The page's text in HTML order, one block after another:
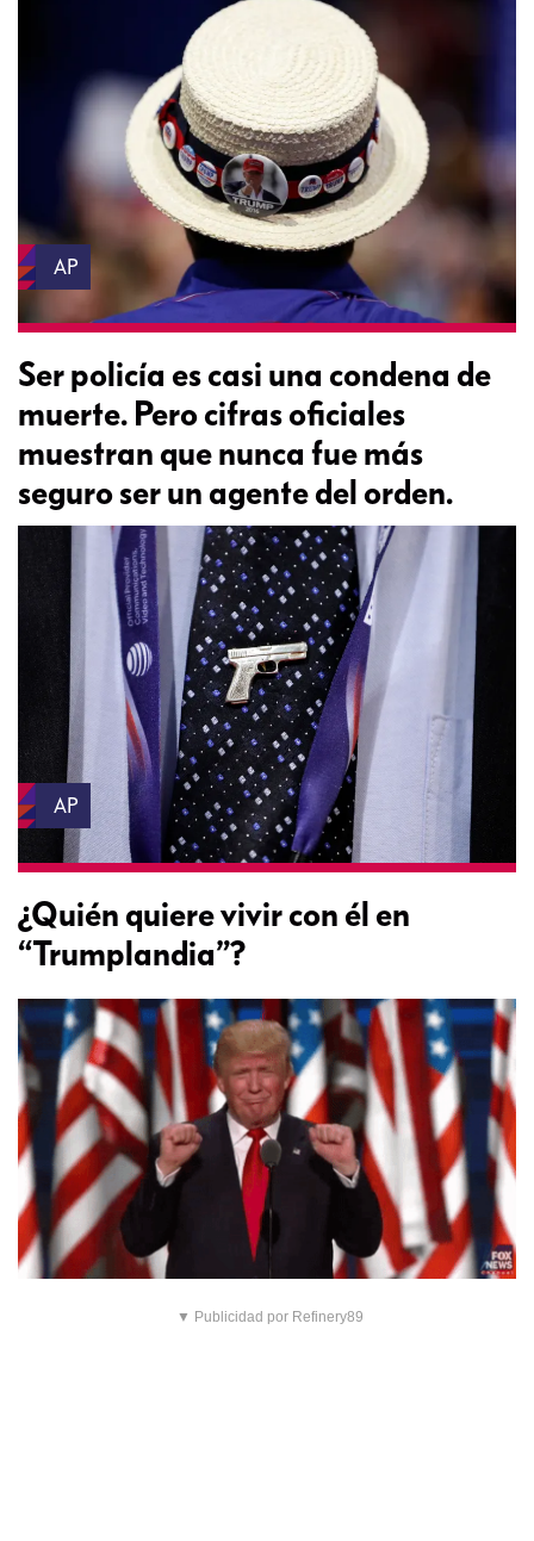
AP
Ser policía es casi una condena de
muerte. Pero cifras oficiales
muestran que nunca fue más
seguro ser un agente del orden.
AP
¿Quién quiere vivir con él en
“Trumplandia”?
▼ Publicidad por Refinery89